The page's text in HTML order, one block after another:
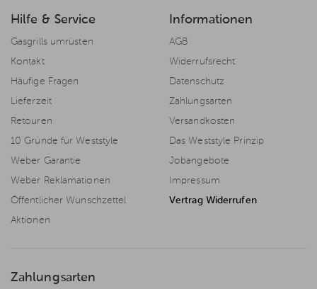
Hilfe & Service
Gasgrills umrüsten
Kontakt
Häufige Fragen
Lieferzeit
Retouren
10 Gründe für Weststyle
Weber Garantie
Weber Reklamationen
Öffentlicher Wunschzettel
Aktionen
Informationen
AGB
Widerrufsrecht
Datenschutz
Zahlungsarten
Versandkosten
Das Weststyle Prinzip
Jobangebote
Impressum
Vertrag Widerrufen
Zahlungsarten